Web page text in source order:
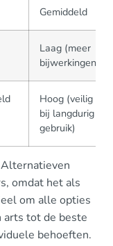
Gemiddeld
Laag (meer
bijwerkingen)
Hoog (veilig
bij langdurig
gebruik)
omdat het als
om alle opties
arts tot de beste
behoeften.